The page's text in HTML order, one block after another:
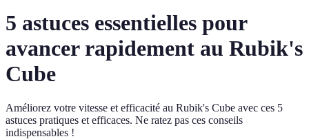
5 astuces essentielles pour
avancer rapidement au Rubik's
Cube
Améliorez votre vitesse et efficacité au Rubik's Cube avec ces 5
astuces pratiques et efficaces. Ne ratez pas ces conseils
indispensables !